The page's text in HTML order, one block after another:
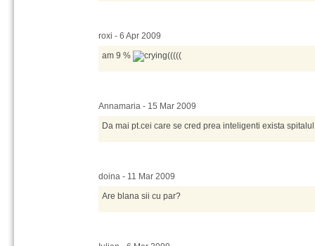
roxi - 6 Apr 2009
am 9 %
(((((
Annamaria - 15 Mar 2009
Da mai pt.cei care se cred prea inteligenti exista
doina - 11 Mar 2009
Are blana sii cu par?